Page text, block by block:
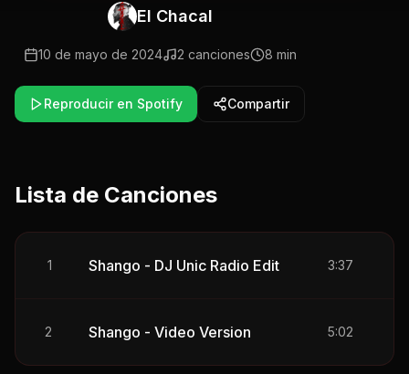
El Chacal
10 de mayo de 2024 2 canciones 8 min
Reproducir en Spotify Compartir
Lista de Canciones
1 Shango - DJ Unic Radio Edit 3:37
2 Shango - Video Version 5:02